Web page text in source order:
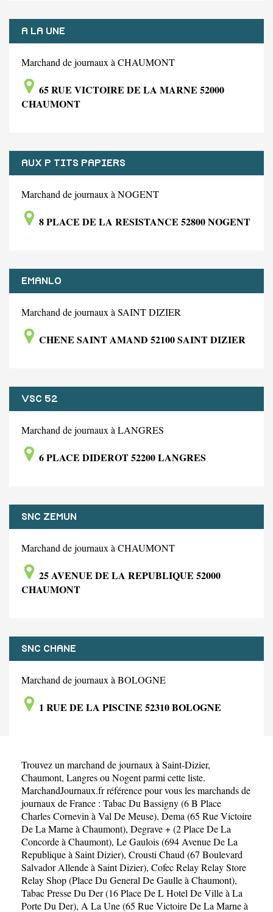
A LA UNE
Marchand de journaux à CHAUMONT
65 RUE VICTOIRE DE LA MARNE 52000
CHAUMONT
AUX P TITS PAPIERS
Marchand de journaux à NOGENT
8 PLACE DE LA RESISTANCE 52800 NOGENT
EMANLO
Marchand de journaux à SAINT DIZIER
CHENE SAINT AMAND 52100 SAINT DIZIER
VSC 52
Marchand de journaux à LANGRES
6 PLACE DIDEROT 52200 LANGRES
SNC ZEMUN
Marchand de journaux à CHAUMONT
25 AVENUE DE LA REPUBLIQUE 52000
CHAUMONT
SNC CHANE
Marchand de journaux à BOLOGNE
1 RUE DE LA PISCINE 52310 BOLOGNE
Trouvez un marchand de journaux à Saint-Dizier,
Chaumont, Langresou Nogentparmi cette liste.
MarchandJournaux.fr référence pour vous les marchands de
journaux de France : Tabac Du Bassigny (6 B Place
Charles Cornevin à Val De Meuse), Dema (65 Rue Victoire
De La Marne à Chaumont), Degrave + (2 Place De La
Concorde à Chaumont), Le Gaulois (694 Avenue De La
Republique à Saint Dizier), Crousti Chaud (67 Boulevard
Salvador Allende à Saint Dizier), Cofec Relay Relay Store
Relay Shop (Place Du General De Gaulle à Chaumont),
Tabac Presse Du Der (16 Place De L Hotel De Ville à La
Porte Du Der), A La Une (65 Rue Victoire De La Marne à